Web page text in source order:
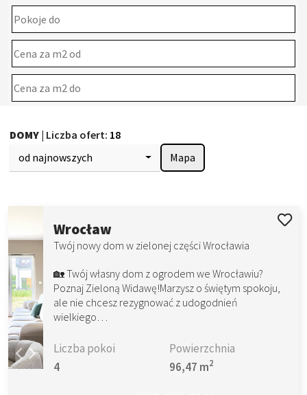
DOMY | Liczba ofert: 18
od najnowszych
Mapa
Wrocław
Twój nowy dom w zielonej części Wrocławia
🏡 Twój własny dom z ogrodem we Wrocławiu?
Poznaj Zieloną Widawę!Marzysz o świętym spokoju,
ale nie chcesz rezygnować z udogodnień
wielkiego…
Liczba pokoi
4
Powierzchnia
96,47 m2